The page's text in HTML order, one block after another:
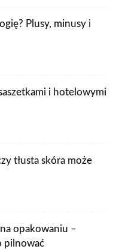
Plusy, minusy i
i hotelowymi
tłusta skóra może
opakowaniu –
pilnować